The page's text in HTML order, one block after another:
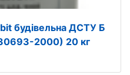
будівельна ДСТУ Б
2000) 20 кг